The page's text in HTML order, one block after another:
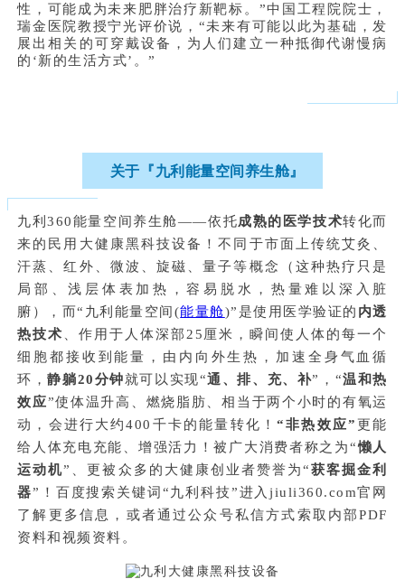
性，可能成为未来肥胖治疗新靶标。”中国工程院院士，
瑞金医院教授宁光评价说，“未来有可能以此为基础，发
展出相关的可穿戴设备，为人们建立一种抵御代谢慢病
的‘新的生活方式’。”
关于『九利能量空间养生舱』
九利360能量空间养生舱——依托成熟的医学技术转化而
来的民用大健康黑科技设备！不同于市面上传统艾灸、
汗蒸、红外、微波、旋磁、量子等概念（这种热疗只是
局部、浅层体表加热，容易脱水，热量难以深入脏
腑），而“九利能量空间(能量舱)”是使用医学验证的 内透
热技术
、作用于人体深部25厘米，瞬间使人体的每一个
细胞都接收到能量，由内向外生热，加速全身气血循
环，静躺20分钟就可以实现“通、排、充、补”，“温和热
效应”使体温升高、燃烧脂肪、相当于两个小时的有氧运
动，会进行大约400千卡的能量转化！“非热效应”更能
给人体充电充能、增强活力！被广大消费者称之为“懒人
运动机”、更被众多的大健康创业者赞誉为“获客掘金利
器”！百度搜索关键词“九利科技”进入jiuli360.com官网
了解更多信息，或者通过公众号私信方式索取内部PDF
资料和视频资料。